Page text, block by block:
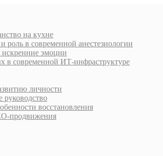
на кухне
роль в современной анестезиологии
искренние эмоции
в современной ИТ-инфраструктуре
личности
руководство
восстановления
продвижения